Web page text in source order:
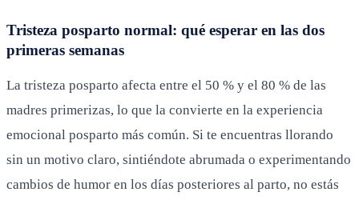
Tristeza posparto normal: qué esperar en las dos
primeras semanas
La tristeza posparto afecta entre el 50 % y el 80 % de las
madres primerizas, lo que la convierte en la experiencia
emocional posparto más común. Si te encuentras llorando
sin un motivo claro, sintiéndote abrumada o experimentando
cambios de humor en los días posteriores al parto, no estás